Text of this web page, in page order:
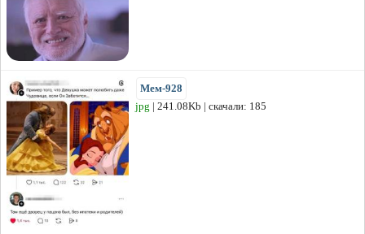
Мем-928
jpg | 241.08Kb | скачали: 185